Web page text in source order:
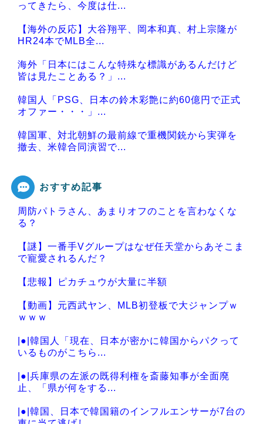
ってきたら、今度は仕...
【海外の反応】大谷翔平、岡本和真、村上宗隆が
HR24本でMLB全...
海外「日本にはこんな特殊な標識があるんだけど
皆は見たことある？」...
韓国人「PSG、日本の鈴木彩艶に約60億円で正式
オファー・・・」...
韓国軍、対北朝鮮の最前線で重機関銃から実弾を
撤去、米韓合同演習で...
Powered by livedoor 相互RSS
おすすめ記事
周防パトラさん、あまりオフのことを言わなくな
る？
【謎】一番手Vグループはなぜ任天堂からあそこま
で寵愛されるんだ？
【悲報】ピカチュウが大量に半額
【動画】元西武ヤン、MLB初登板で大ジャンプｗ
ｗｗｗ
|●|韓国人「現在、日本が密かに韓国からパクって
いるものがこちら...
|●|兵庫県の左派の既得利権を斎藤知事が全面廃
止、「県が何をする...
|●|韓国、日本で韓国籍のインフルエンサーが7台の